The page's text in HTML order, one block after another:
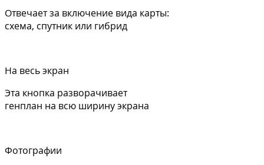
Отвечает за включение вида карты:
схема, спутник или гибрид
На весь экран
Эта кнопка разворачивает
генплан на всю ширину экрана
Фотографии